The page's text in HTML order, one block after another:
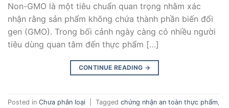
Non-GMO là một tiêu chuẩn quan trọng nhằm xác
nhận rằng sản phẩm không chứa thành phần biến đổi
gen (GMO). Trong bối cảnh ngày càng có nhiều người
tiêu dùng quan tâm đến thực phẩm […]
CONTINUE READING →
Posted in Chưa phân loại Tagged chứng nhận an toàn thực phẩm,